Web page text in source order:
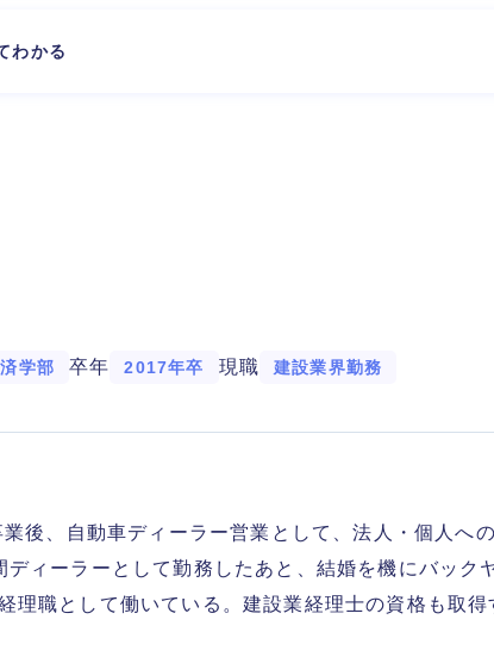
わかる
学部 卒年 2017年卒 現職 建設業界勤務
業後、自動車ディーラー営業として、法人・個人へ
ィーラーとして勤務したあと、結婚を機にバック
理職として働いている。建設業経理士の資格も取